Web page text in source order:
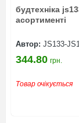
будтехніка
асортименті
Автор: JS133-
344.80 грн.
Товар очікується